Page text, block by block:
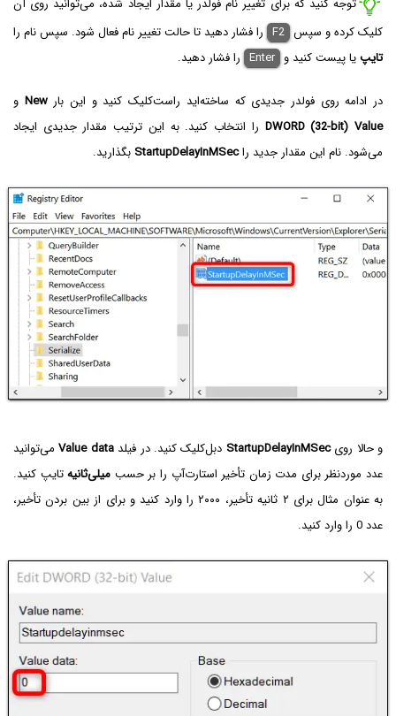
توجه کنید که برای تغییر نام فولدر یا مقدار ایجاد شده، می‌توانید روی آن
کلیک کرده و سپس F2‌ را فشار دهید تا حالت تغییر نام فعال شود. سپس نام را
تایپیا پیست کنید و Enter را فشار دهید.
در ادامه روی فولدر جدیدی که ساخته‌اید راست‌کلیک کنید و این بارNew و
DWORD (32-bit) Value را انتخاب کنید. به این ترتیب مقدار جدیدی ایجاد
می‌شود. نام این مقدار جدید راStartupDelayInMSec بگذارید.
و حالا رویStartupDelayInMSec دبل‌کلیک کنید. در فیلدValue dataمی‌توانید
عدد موردنظر برای مدت زمان تأخیر استارت‌آپ را بر حسب میلی‌ثانیهتایپ کنید.
به عنوان مثال برای ۲ ثانیه تأخیر، ۲۰۰۰ را وارد کنید و برای از بین بردن تأخیر،
عدد 0 را وارد کنید.